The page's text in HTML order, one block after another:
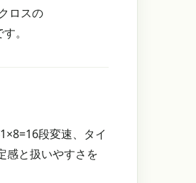
ロスの
。
段変速、タイ
感と扱いやすさを